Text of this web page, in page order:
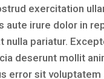
exercitation
aute irure dolor in
nulla pariatur.
deserunt mollit
error sit